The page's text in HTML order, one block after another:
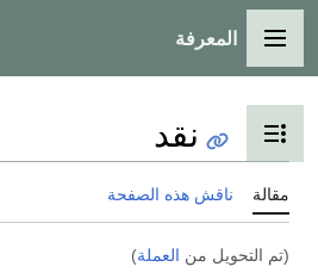
القائمة الرئيسية
المعرفة
تبديل عرض جدول المحتويات
نقد
مقالة ناقش هذه الصفحة
(تم التحويل من العملة)